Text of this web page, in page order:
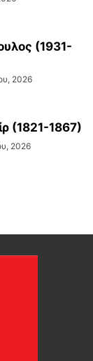
(1931-
2026
(1821-1867)
2026